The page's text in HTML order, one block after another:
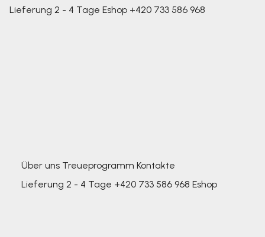
Lieferung 2 - 4 Tage Eshop +420 733 586 968
Über uns Treueprogramm Kontakte
Lieferung 2 - 4 Tage +420 733 586 968 Eshop